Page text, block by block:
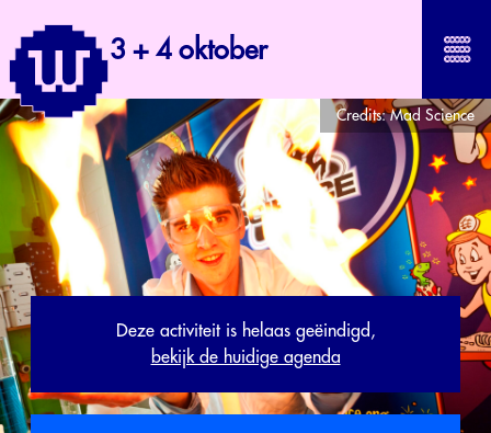
3 + 4 oktober
Credits:Mad Science
Deze activiteit is helaas geëindigd,
bekijk de huidige agenda